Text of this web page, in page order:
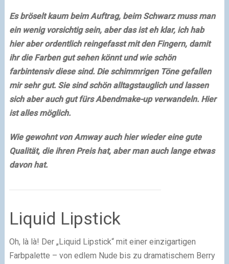
Es bröselt kaum beim Auftrag, beim Schwarz muss man
ein wenig vorsichtig sein, aber das ist eh klar, ich hab
hier aber ordentlich reingefasst mit den Fingern, damit
ihr die Farben gut sehen könnt und wie schön
farbintensiv diese sind. Die schimmrigen Töne gefallen
mir sehr gut. Sie sind schön alltagstauglich und lassen
sich aber auch gut fürs Abendmake-up verwandeln. Hier
ist alles möglich.
Wie gewohnt von Amway auch hier wieder eine gute
Qualität, die ihren Preis hat, aber man auch lange etwas
davon hat.
Liquid Lipstick
Oh, là là! Der „Liquid Lipstick“ mit einer einzigartigen
Farbpalette – von edlem Nude bis zu dramatischem Berry